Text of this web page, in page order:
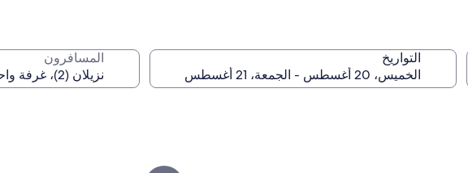
التواريخ المسافرون